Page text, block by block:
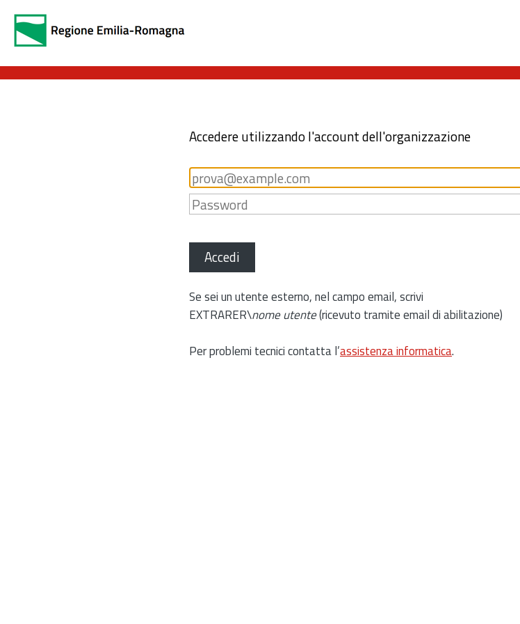
Accedere utilizzando l'account dell'organizzazione
Accedi
Se sei un utente esterno, nel campo email, scrivi
EXTRARER\nome utente(ricevuto tramite email di abilitazione)
Per problemi tecnici contatta l’assistenza informatica.